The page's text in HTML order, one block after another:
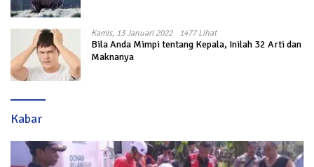
Kamis, 13 Januari 2022 1477 Lihat
Bila Anda Mimpi tentang Kepala, Inilah 32 Arti dan
Maknanya
Kabar